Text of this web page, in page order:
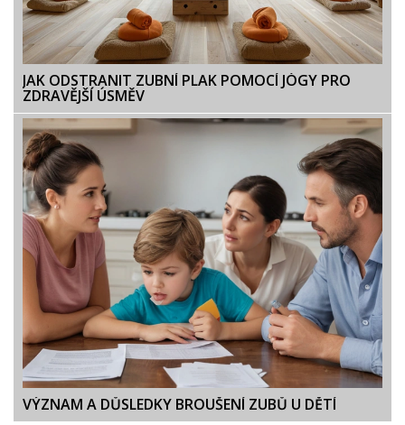
JAK ODSTRANIT ZUBNÍ PLAK POMOCÍ JÓGY PRO
ZDRAVĚJŠÍ ÚSMĚV
VÝZNAM A DŮSLEDKY BROUŠENÍ ZUBŮ U DĚTÍ